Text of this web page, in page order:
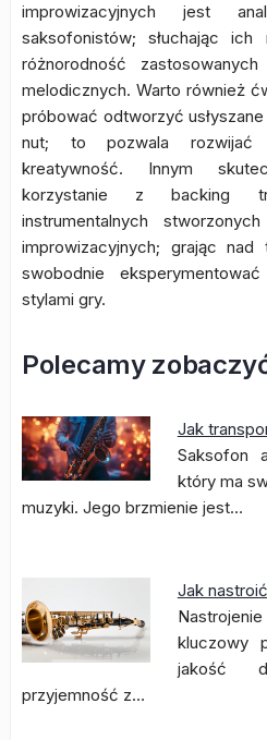
improwizacyjnych jest
saksofonistów; słuchając ich
różnorodność
melodicznych. Warto również
próbować odtworzyć
nut; to pozwala rozwijać
kreatywność. Innym
korzystanie z backing
instrumentalnych
improwizacyjnych; grając nad
swobodnie
stylami gry.
Polecamy
Jak
Saksofon
który ma
muzyki. Jego brzmienie jest…
Jak
kluczowy
jakość
przyjemność z…